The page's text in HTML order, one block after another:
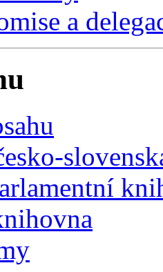
a